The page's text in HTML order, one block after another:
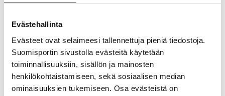
Evästehallinta
Evästeet ovat selaimeesi tallennettuja pieniä tiedostoja.
Suomisportin sivustolla evästeitä käytetään
toiminnallisuuksiin, sisällön ja mainosten
henkilökohtaistamiseen, sekä sosiaalisen median
ominaisuuksien tukemiseen. Osa evästeistä on
Mo 1.1.2024 at 00:01 - Mo 29.1.2024 at 12:00
Jung Hyun Cho
Tule mukaan pääkaupunkiseudun avoimiin
taekwondoharjoituksiin!